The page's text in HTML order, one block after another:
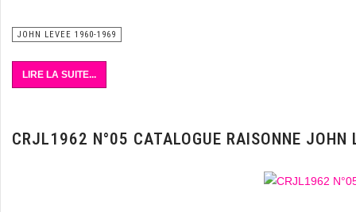
JOHN LEVEE 1960-1969
LIRE LA SUITE...
CRJL1962 N°05 CATALOGUE RAISONNE JOHN